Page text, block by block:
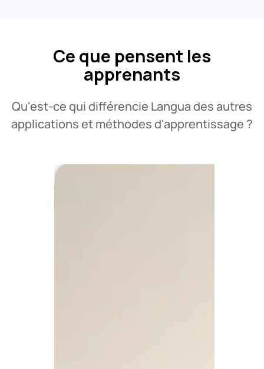
Ce que pensent les
apprenants
Qu'est-ce qui différencie Langua des autres
applications et méthodes d'apprentissage ?